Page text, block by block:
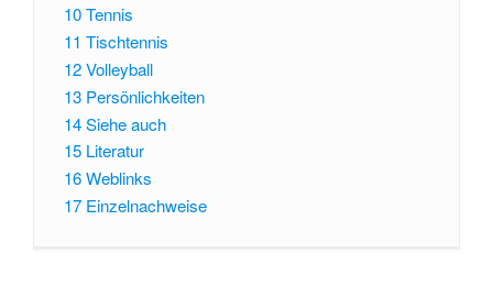
10Tennis
11 Tischtennis
12Volleyball
13 Persönlichkeiten
14Siehe auch
15 Literatur
16Weblinks
17 Einzelnachweise